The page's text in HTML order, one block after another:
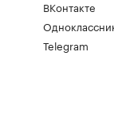
ВКонтакте
Telegram